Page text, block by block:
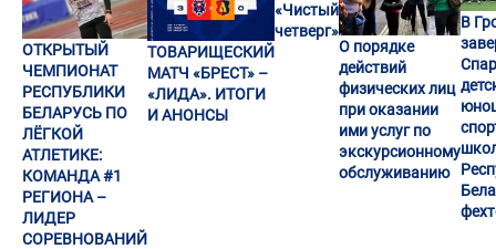
ОТКРЫТЫЙ
ЧЕМПИОНАТ
РЕСПУБЛИКИ
БЕЛАРУСЬ ПО
ЛЁГКОЙ
АТЛЕТИКЕ:
КОМАНДА #1
РЕГИОНА –
ЛИДЕР
СОРЕВНОВАНИЙ
ТОВАРИЩЕСКИЙ
МАТЧ «БРЕСТ» –
«ЛИДА». ИТОГИ
И АНОНСЫ
«Чистый
четверг»
О порядке
действий
физических лиц
при оказании
ими услуг по
экскурсионному
обслуживанию
В